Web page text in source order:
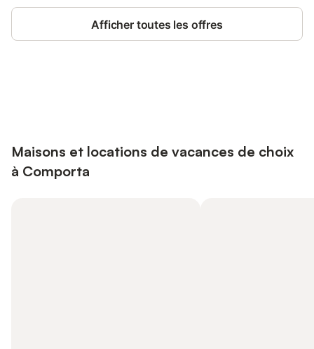
Afficher toutes les offres
Maisons et locations de vacances de choix
à Comporta